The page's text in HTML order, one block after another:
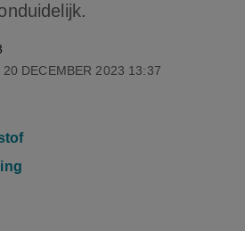
20 DECEMBER 2023 13:37